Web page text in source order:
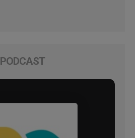
PODCAST